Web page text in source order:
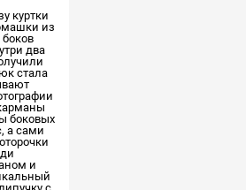
куртки
из
боков
два
стала
боковых
а сами
и